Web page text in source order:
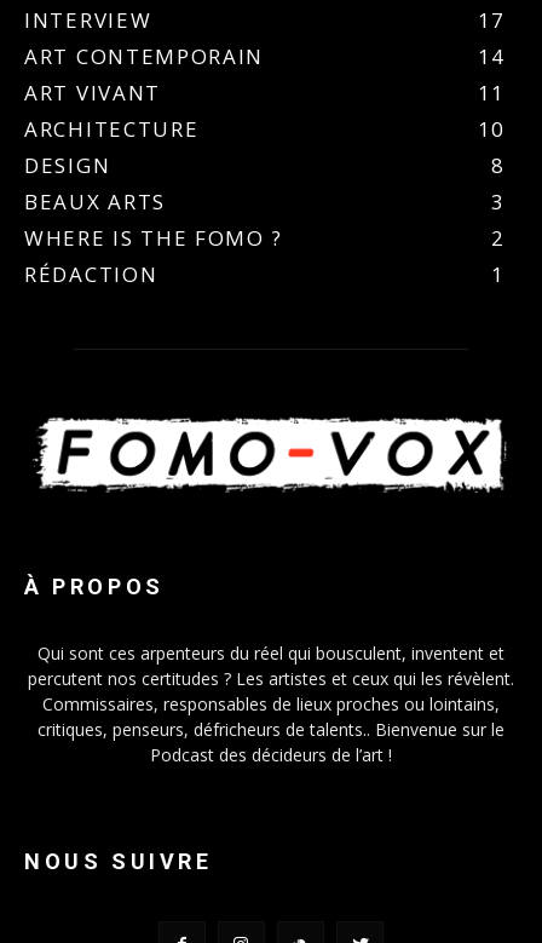
INTERVIEW
17
ART CONTEMPORAIN
14
ART VIVANT
11
ARCHITECTURE
10
DESIGN
8
BEAUX ARTS
3
WHERE IS THE FOMO ?
2
RÉDACTION
1
À PROPOS
Qui sont ces arpenteurs du réel qui bousculent, inventent et
percutent nos certitudes ? Les artistes et ceux qui les révèlent.
Commissaires, responsables de lieux proches ou lointains,
critiques, penseurs, défricheurs de talents.. Bienvenue sur le
Podcast des décideurs de l’art !
NOUS SUIVRE